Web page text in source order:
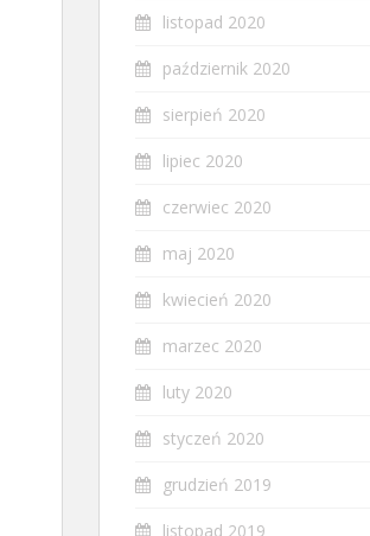
listopad 2020
październik 2020
sierpień 2020
lipiec 2020
czerwiec 2020
maj 2020
kwiecień 2020
marzec 2020
luty 2020
styczeń 2020
grudzień 2019
listopad 2019